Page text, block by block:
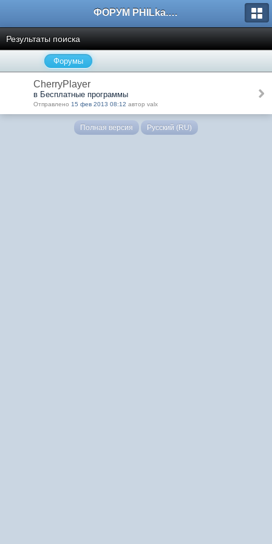
ФОРУМ PHILka.RU
Результаты поиска
Форумы
CherryPlayer
в Бесплатные программы
Отправлено 15 фев 2013 08:12 автор valx
Полная версия Русский (RU)